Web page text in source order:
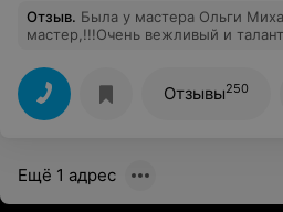
Отзыв. Была у мастера Ольги
мастер,!!!Очень вежливый и
только к ней!!!Рекомендую!!!
Отзывы250
Ещё 1 адрес